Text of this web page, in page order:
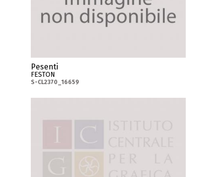
Pesenti
FESTON
S-CL2370_16659